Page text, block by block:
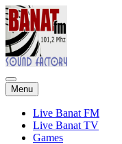
Menu Skip
to
content
Live Banat FM
Live Banat TV
Games